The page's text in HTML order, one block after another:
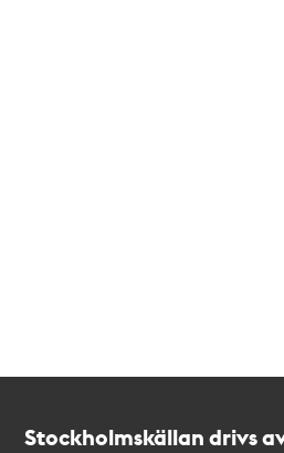
Stockholmskällan drivs